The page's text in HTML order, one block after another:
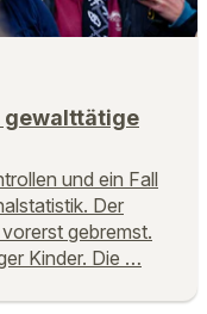
gewalttätige
und ein Fall
Der
gebremst.
Kinder. Die …